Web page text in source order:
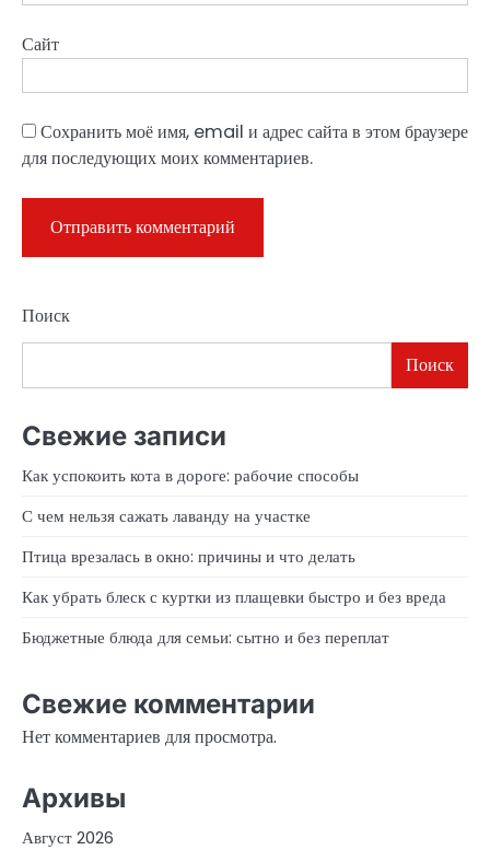
Сайт
Сохранить моё имя, email и адрес сайта в этом браузере
для последующих моих комментариев.
Поиск
Поиск
Свежие записи
Как успокоить кота в дороге: рабочие способы
С чем нельзя сажать лаванду на участке
Птица врезалась в окно: причины и что делать
Как убрать блеск с куртки из плащевки быстро и без вреда
Бюджетные блюда для семьи: сытно и без переплат
Свежие комментарии
Нет комментариев для просмотра.
Архивы
Август 2026